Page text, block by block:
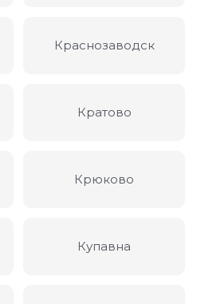
Краснозаводск
Кратово
Крюково
Купавна